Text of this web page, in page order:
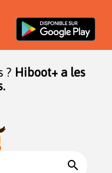
? Hiboot+ a les
search